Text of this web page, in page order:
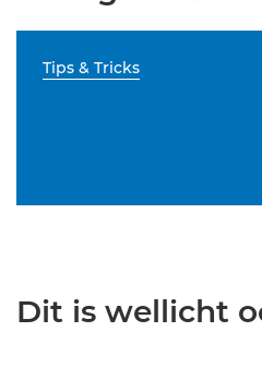
Tips & Tricks
Dit is wellicht